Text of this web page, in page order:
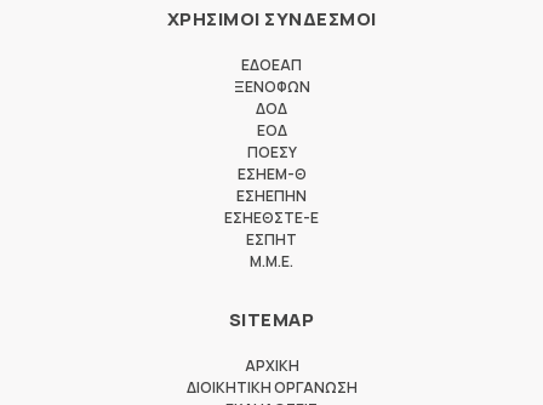
ΧΡΗΣΙΜΟΙ ΣΥΝΔΕΣΜΟΙ
ΕΔΟΕΑΠ
ΞΕΝΟΦΩΝ
ΔΟΔ
ΕΟΔ
ΠΟΕΣΥ
ΕΣΗΕΜ-Θ
ΕΣΗΕΠΗΝ
ΕΣΗΕΘΣΤΕ-Ε
ΕΣΠΗΤ
M.M.E.
SITEMAP
ΑΡΧΙΚΗ
ΔΙΟΙΚΗΤΙΚΗ ΟΡΓΑΝΩΣΗ